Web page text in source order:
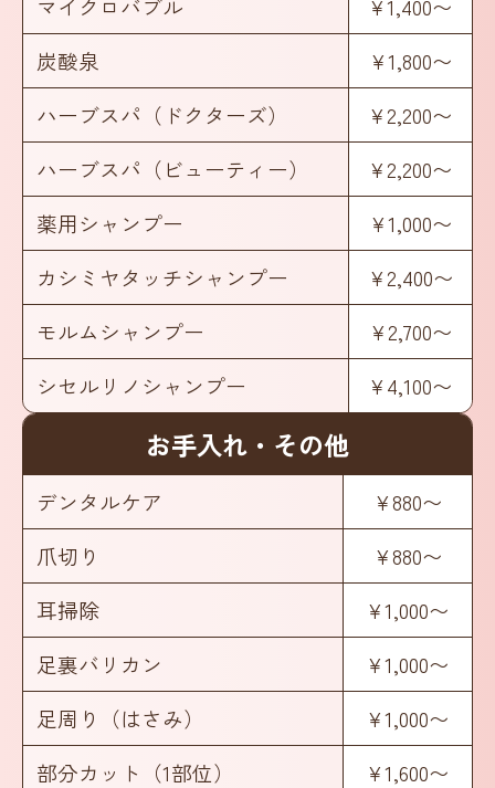
炭酸泉
¥1,800〜
ハーブスパ（ドクターズ）
¥2,200〜
ハーブスパ（ビューティー）
¥2,200〜
薬用シャンプー
¥1,000〜
カシミヤタッチシャンプー
¥2,400〜
モルムシャンプー
¥2,700〜
シセルリノシャンプー
¥4,100〜
お手入れ・その他
デンタルケア
¥880〜
爪切り
¥880〜
耳掃除
¥1,000〜
足裏バリカン
¥1,000〜
足周り（はさみ）
¥1,000〜
部分カット（1部位）
¥1,600〜